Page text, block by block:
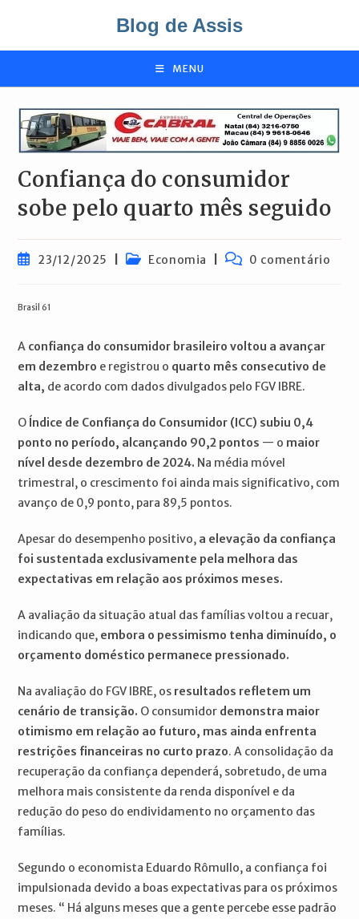
o
Blog de Assis
MENU
Confiança do consumidor
sobe pelo quarto mês seguido
Post23/12/2025
Categoria
Economia
Comentários
0 comentário
Brasil 61
A confiança do consumidor brasileiro voltou a avançar
em dezembro e registrou o quarto mês consecutivo de
alta, de acordo com dados divulgados pelo FGV IBRE.
O Índice de Confiança do Consumidor (ICC) subiu 0,4
ponto no período, alcançando 90,2 pontos — o maior
nível desde dezembro de 2024. Na média móvel
trimestral, o crescimento foi ainda mais significativo, com
avanço de 0,9 ponto, para 89,5 pontos.
Apesar do desempenho positivo, a elevação da confiança
foi sustentada exclusivamente pela melhora das
expectativas em relação aos próximos meses.
A avaliação da situação atual das famílias voltou a recuar,
indicando que, embora o pessimismo tenha diminuído, o
orçamento doméstico permanece pressionado.
Na avaliação do FGV IBRE, os resultados refletem um
cenário de transição. O consumidor demonstra maior
otimismo em relação ao futuro, mas ainda enfrenta
restrições financeiras no curto prazo. A consolidação da
recuperação da confiança dependerá, sobretudo, de uma
melhora mais consistente da renda disponível e da
redução do peso do endividamento no orçamento das
famílias.
Segundo o economista Eduardo Rômullo, a confiança foi
impulsionada devido a boas expectativas para os próximos
meses. “ Há alguns meses que a gente percebe esse padrão